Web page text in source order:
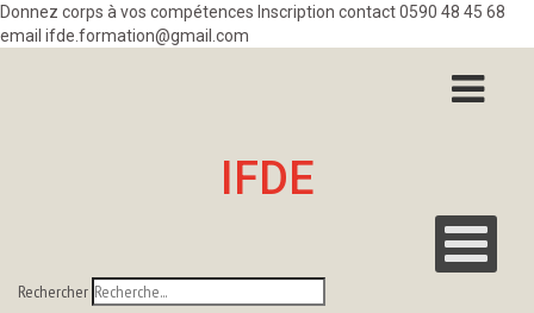
Donnez corps à vos compétences Inscription contact 0590 48 45 68
email ifde.formation@gmail.com
IFDE
Rechercher